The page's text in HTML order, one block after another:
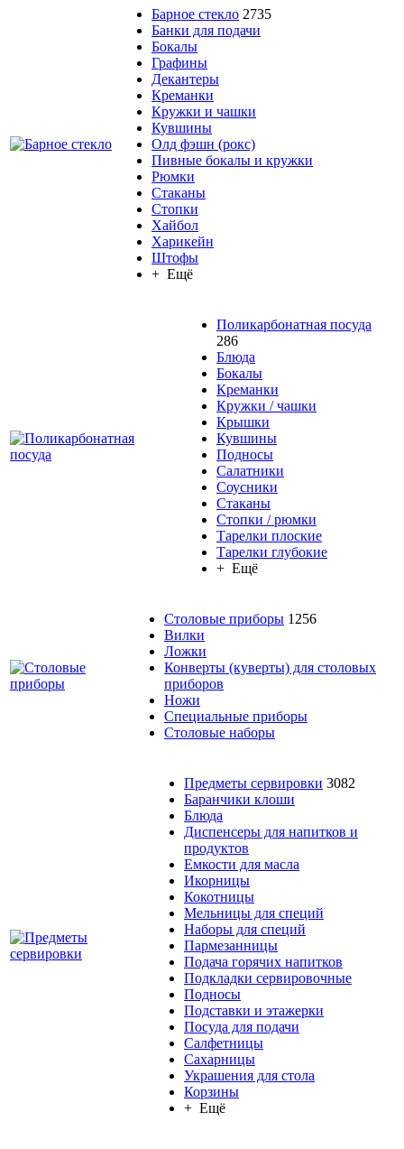
Барное стекло 2735
Банки для подачи
Бокалы
Графины
Декантеры
Креманки
Кружки и чашки
Кувшины
Олд фэшн (рокс)
Пивные бокалы и кружки
Рюмки
Стаканы
Стопки
Хайбол
Харикейн
Штофы
+ Ещё
Поликарбонатная посуда
286
Блюда
Бокалы
Креманки
Кружки / чашки
Крышки
Кувшины
Подносы
Салатники
Соусники
Стаканы
Стопки / рюмки
Тарелки плоские
Тарелки глубокие
+ Ещё
Столовые приборы 1256
Вилки
Ложки
Конверты (куверты) для столовых
приборов
Ножи
Специальные приборы
Столовые наборы
Предметы сервировки 3082
Баранчики клоши
Блюда
Диспенсеры для напитков и
продуктов
Емкости для масла
Икорницы
Кокотницы
Мельницы для специй
Наборы для специй
Пармезанницы
Подача горячих напитков
Подкладки сервировочные
Подносы
Подставки и этажерки
Посуда для подачи
Салфетницы
Сахарницы
Украшения для стола
Корзины
+ Ещё